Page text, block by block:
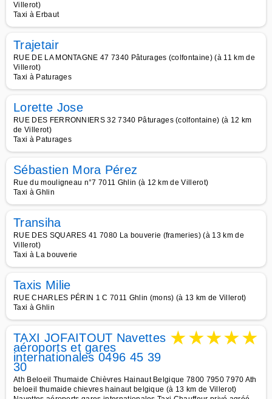
Villerot)
Taxi à Erbaut
Trajetair
RUE DE LA MONTAGNE 47 7340 Pâturages (colfontaine) (à 11 km de
Villerot)
Taxi à Paturages
Lorette Jose
RUE DES FERRONNIERS 32 7340 Pâturages (colfontaine) (à 12 km
de Villerot)
Taxi à Paturages
Sébastien Mora Pérez
Rue du mouligneau n°7 7011 Ghlin (à 12 km de Villerot)
Taxi à Ghlin
Transiha
RUE DES SQUARES 41 7080 La bouverie (frameries) (à 13 km de
Villerot)
Taxi à La bouverie
Taxis Milie
RUE CHARLES PÉRIN 1 C 7011 Ghlin (mons) (à 13 km de Villerot)
Taxi à Ghlin
TAXI JOFAITOUT Navettes
aéroports et gares
internationales 0496 45 39
30
★★★★★
Ath Beloeil Thumaide Chièvres Hainaut Belgique 7800 7950 7970 Ath
beloeil thumaide chievres hainaut belgique (à 13 km de Villerot)